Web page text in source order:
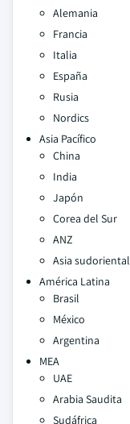
Alemania
Francia
Italia
España
Rusia
Nordics
Asia Pacífico
China
India
Japón
Corea del Sur
ANZ
Asia sudoriental
América Latina
Brasil
México
Argentina
MEA
UAE
Arabia Saudita
Sudáfrica